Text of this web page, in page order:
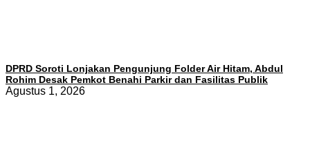
DPRD Soroti Lonjakan Pengunjung Folder Air Hitam, Abdul
Rohim Desak Pemkot Benahi Parkir dan Fasilitas Publik
Agustus 1, 2026